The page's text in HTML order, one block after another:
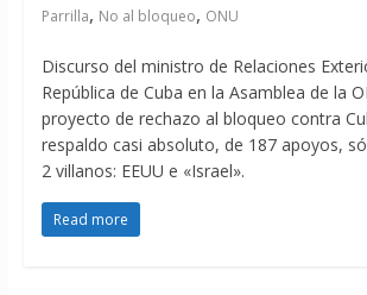
Parrilla, No al bloqueo, ONU
Discurso del ministro de Relaciones
República de Cuba en la Asamblea de la
proyecto de rechazo al bloqueo contra
respaldo casi absoluto, de 187 apoyos,
2 villanos: EEUU e «Israel».
Read more